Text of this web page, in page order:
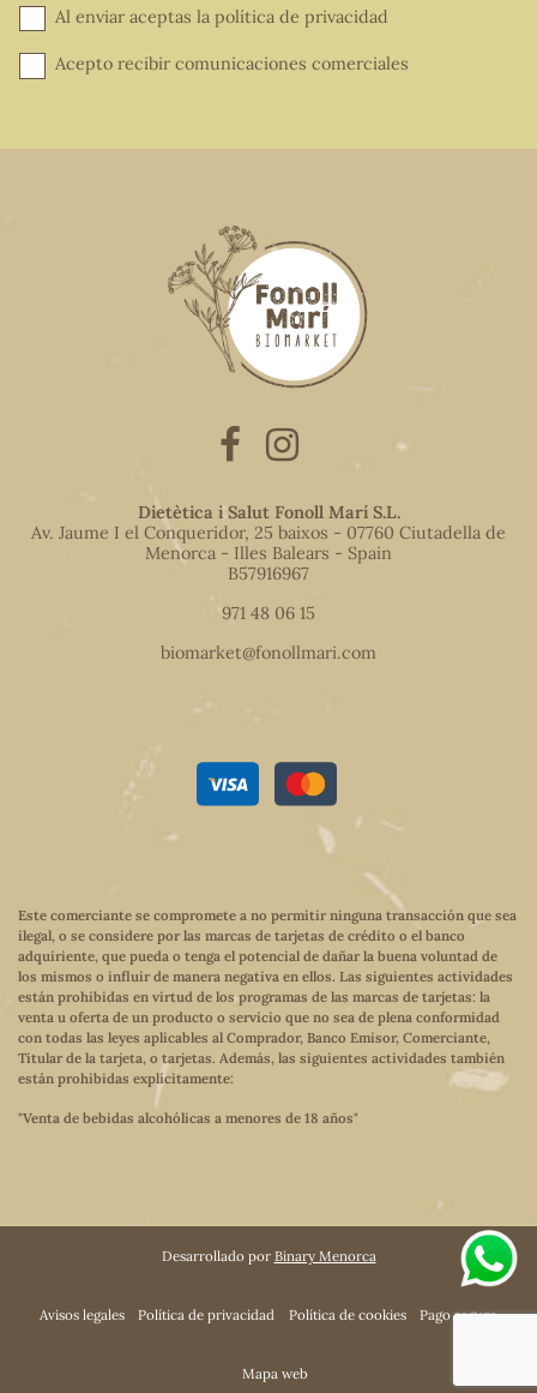
Al enviar aceptas la política de privacidad
Acepto recibir comunicaciones comerciales
Dietètica i Salut Fonoll Marí S.L.
Av. Jaume I el Conqueridor, 25 baixos - 07760 Ciutadella de
Menorca - Illes Balears - Spain
B57916967
971 48 06 15
biomarket@fonollmari.com
Este comerciante se compromete a no permitir ninguna transacción que sea
ilegal, o se considere por las marcas de tarjetas de crédito o el banco
adquiriente, que pueda o tenga el potencial de dañar la buena voluntad de
los mismos o influir de manera negativa en ellos. Las siguientes actividades
están prohibidas en virtud de los programas de las marcas de tarjetas: la
venta u oferta de un producto o servicio que no sea de plena conformidad
con todas las leyes aplicables al Comprador, Banco Emisor, Comerciante,
Titular de la tarjeta, o tarjetas. Además, las siguientes actividades también
están prohibidas explícitamente:
"Venta de bebidas alcohólicas a menores de 18 años"
Desarrollado por Binary Menorca
Avisos legales Política de privacidad Política de cookies Pago seguro
Mapa web